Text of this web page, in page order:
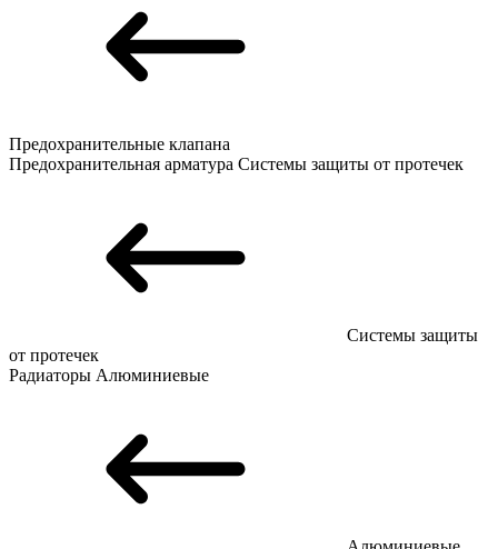
Предохранительные клапана
Предохранительная арматура Системы защиты от протечек
Системы защиты
от протечек
Радиаторы Алюминиевые